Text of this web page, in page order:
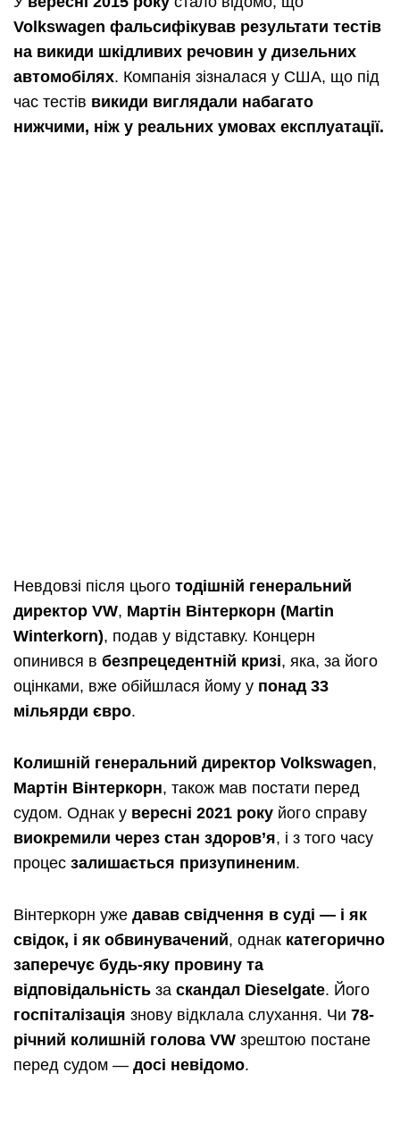
Volkswagen фальсифікував результати тестів
на викиди шкідливих речовин у дизельних
автомобілях. Компанія зізналася у США, що під
час тестів викиди виглядали набагато
нижчими, ніж у реальних умовах експлуатації.
Невдовзі після цього тодішній генеральний
директор VW, Мартін Вінтеркорн (Martin
Winterkorn), подав у відставку. Концерн
опинився в безпрецедентній кризі, яка, за його
оцінками, вже обійшлася йому у понад 33
мільярди євро.
Колишній генеральний директор Volkswagen,
Мартін Вінтеркорн, також мав постати перед
судом. Однак у вересні 2021 року його справу
виокремили через стан здоров’я, і з того часу
процес залишається призупиненим.
Вінтеркорн уже давав свідчення в суді — і як
свідок, і як обвинувачений, однак категорично
заперечує будь-яку провину та
відповідальність за скандал Dieselgate. Його
госпіталізація знову відклала слухання. Чи 78-
річний колишній голова VW зрештою постане
перед судом — досі невідомо.